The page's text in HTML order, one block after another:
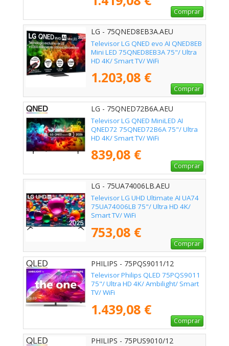
Comprar
LG - 75QNED8EB3A.AEU
Televisor LG QNED evo AI QNED8EB
Mini LED 75QNED8EB3A 75"/ Ultra
HD 4K/ Smart TV/ WiFi
1.203,08 €
Comprar
LG - 75QNED72B6A.AEU
Televisor LG QNED MiniLED AI
QNED72 75QNED72B6A 75"/ Ultra
HD 4K/ Smart TV/ WiFi
839,08 €
Comprar
LG - 75UA74006LB.AEU
Televisor LG UHD Ultimate AI UA74
75UA74006LB 75"/ Ultra HD 4K/
Smart TV/ WiFi
753,08 €
Comprar
PHILIPS - 75PQS9011/12
Televisor Philips QLED 75PQS9011
75"/ Ultra HD 4K/ Ambilight/ Smart
TV/ WiFi
1.439,08 €
Comprar
PHILIPS - 75PUS9010/12